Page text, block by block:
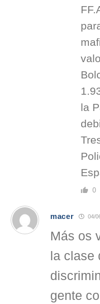
la
0
macer 04/
Más os
la
gente